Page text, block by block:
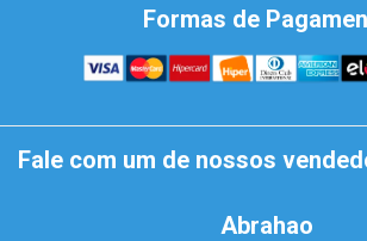
Formas de
Fale com um de nossos
Abrahao